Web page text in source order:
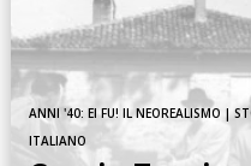
ANNI '40: EI FU! IL NEOREALISMO |
ITALIANO